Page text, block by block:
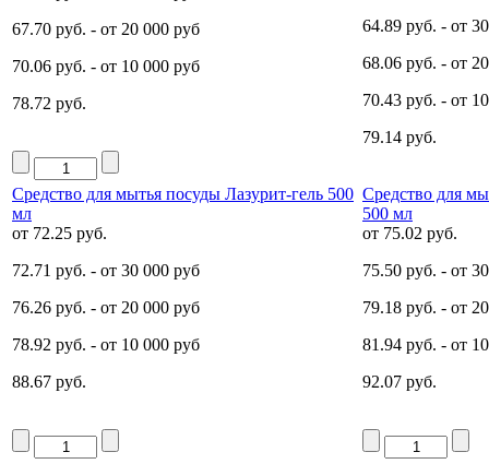
67.70 руб. - от 20 000 руб
70.06 руб. - от 10 000 руб
78.72 руб.
64.89 руб. - от
68.06 руб. - от
70.43 руб. - от
79.14 руб.
Средство для мытья посуды Лазурит-гель 500
мл
от 72.25 руб.
72.71 руб. - от 30 000 руб
76.26 руб. - от 20 000 руб
78.92 руб. - от 10 000 руб
88.67 руб.
Средство для
500 мл
от 75.02 руб.
75.50 руб. - от
79.18 руб. - от
81.94 руб. - от
92.07 руб.